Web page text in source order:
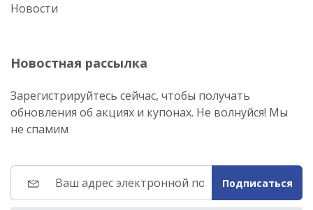
Новости
Новостная рассылка
Зарегистрируйтесь сейчас, чтобы получать
обновления об акциях и купонах. Не волнуйся! Мы
не спамим
Подписаться